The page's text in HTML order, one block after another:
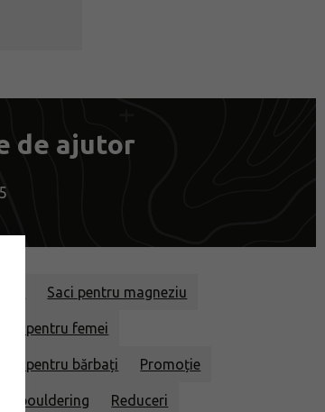
de ajutor
Saci pentru magneziu
pentru femei
pentru bărbați Promoție
bouldering Reduceri